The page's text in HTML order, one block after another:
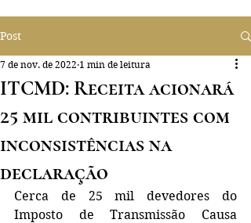
Post
ITCMD: Receita acionará
25 mil contribuintes com
inconsistências na
declaração
7 de nov. de 2022 1 min de leitura
Cerca de 25 mil devedores do
Imposto de Transmissão Causa